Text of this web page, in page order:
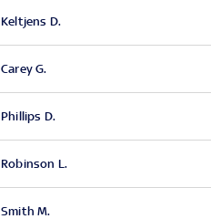
Keltjens D.
Carey G.
Phillips D.
Robinson L.
Smith M.